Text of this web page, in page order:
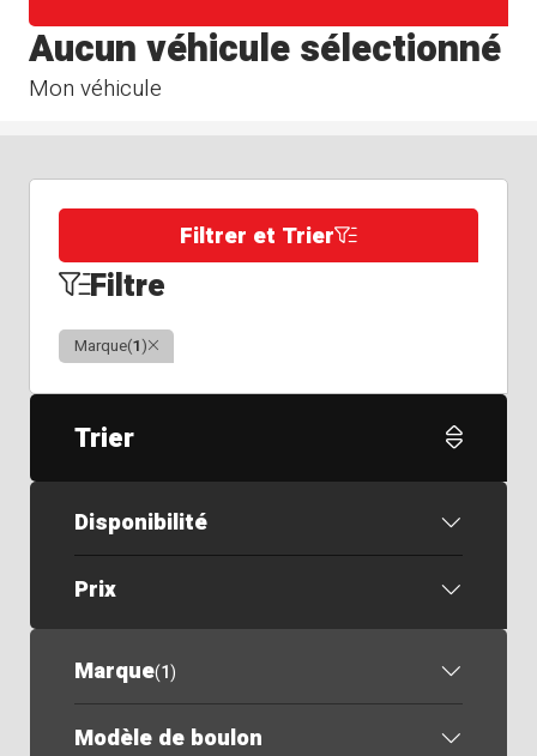
Mon véhicule
Aucun véhicule sélectionné
Filtrer et Trier
Filtre
Marque(1)Clair
Trier
Disponibilité
Prix
Marque(1)
Modèle de boulon